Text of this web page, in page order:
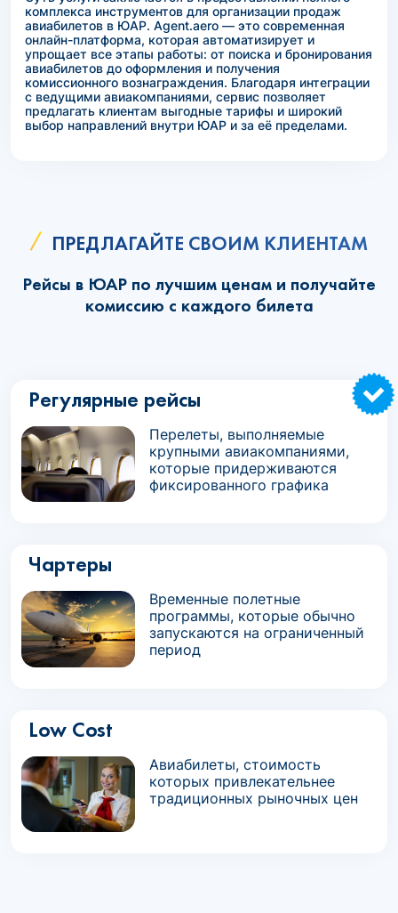
комплекса инструментов для организации продаж
авиабилетов в ЮАР. Agent.aero — это современная
онлайн-платформа, которая автоматизирует и
упрощает все этапы работы: от поиска и бронирования
авиабилетов до оформления и получения
комиссионного вознаграждения. Благодаря интеграции
с ведущими авиакомпаниями, сервис позволяет
предлагать клиентам выгодные тарифы и широкий
выбор направлений внутри ЮАР и за её пределами.
ПРЕДЛАГАЙТЕ СВОИМ КЛИЕНТАМ
Рейсы в ЮАР по лучшим ценам и получайте
комиссию с каждого билета
Регулярные рейсы
Перелеты, выполняемые
крупными авиакомпаниями,
которые придерживаются
фиксированного графика
Чартеры
Временные полетные
программы, которые обычно
запускаются на ограниченный
период
Low Cost
Авиабилеты, стоимость
которых привлекательнее
традиционных рыночных цен